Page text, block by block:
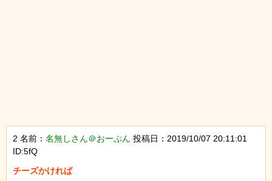
2 名前： 名無しさん＠おーぷん 投稿日：2019/10/07 20:11:01
ID:5fQ
チーズかければ